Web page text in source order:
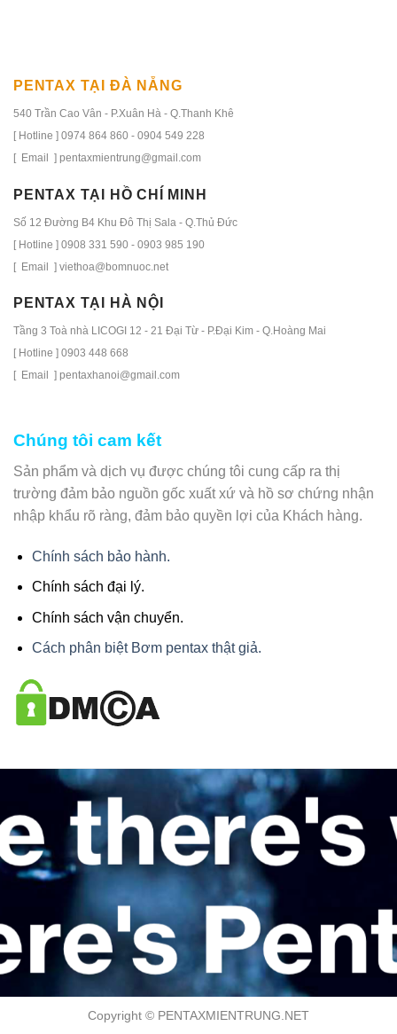
PENTAX TẠI ĐÀ NẴNG
540 Trần Cao Vân - P.Xuân Hà - Q.Thanh Khê
[ Hotline ] 0974 864 860 - 0904 549 228
[ Email ] pentaxmientrung@gmail.com
PENTAX TẠI HỒ CHÍ MINH
Số 12 Đường B4 Khu Đô Thị Sala - Q.Thủ Đức
[ Hotline ] 0908 331 590 - 0903 985 190
[ Email ] viethoa@bomnuoc.net
PENTAX TẠI HÀ NỘI
Tầng 3 Toà nhà LICOGI 12 - 21 Đại Từ - P.Đại Kim - Q.Hoàng Mai
[ Hotline ] 0903 448 668
[ Email ] pentaxhanoi@gmail.com
Chúng tôi cam kết
Sản phẩm và dịch vụ được chúng tôi cung cấp ra thị
trường đảm bảo nguồn gốc xuất xứ và hồ sơ chứng nhận
nhập khẩu rõ ràng, đảm bảo quyền lợi của Khách hàng.
Chính sách bảo hành.
Chính sách đại lý.
Chính sách vận chuyển.
Cách phân biệt Bơm pentax thật giả.
Copyright © PENTAXMIENTRUNG.NET